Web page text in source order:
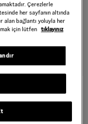
Çerezlerle
her sayfanın altında
alan bağlantı yoluyla her
için lütfen tıklayınız